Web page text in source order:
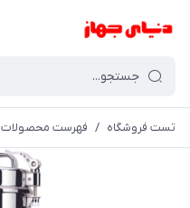
تست فروشگاه / فهرست محصولات